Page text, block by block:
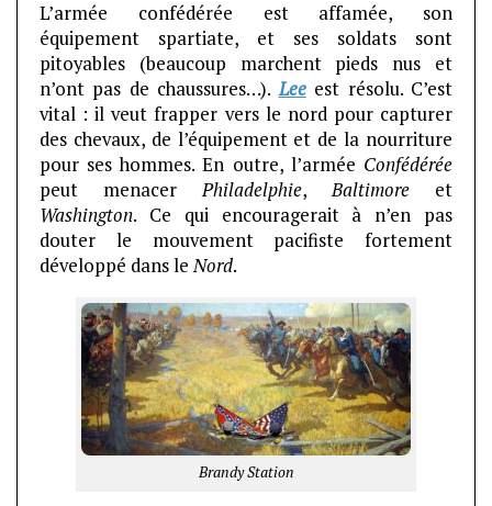
L’armée confédérée est affamée, son
équipement spartiate, et ses soldats sont
pitoyables (beaucoup marchent pieds nus et
n’ont pas de chaussures…).Leeest résolu. C’est
vital : il veut frapper vers le nord pour capturer
des chevaux, de l’équipement et de la nourriture
pour ses hommes. En outre, l’armée Confédérée
peut menacerPhiladelphie,Baltimoreet
Washington. Ce qui encouragerait à n’en pas
douter le mouvement pacifiste fortement
développé dans leNord.
Brandy Station